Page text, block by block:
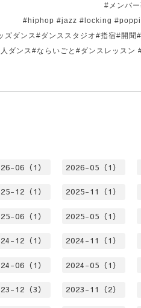
#メンバ
#hiphop #jazz #locking
ズダンス#ダンススタジオ#指宿#開
ダンス#ならいごと#ダンスレッスン
06（1） 2026-05（1）
12（1） 2025-11（1）
06（1） 2025-05（1）
12（1） 2024-11（1）
06（1） 2024-05（1）
12（3） 2023-11（2）